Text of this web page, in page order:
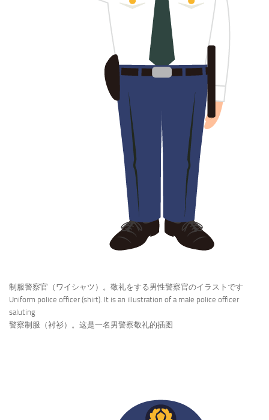
制服警察官（ワイシャツ）。敬礼をする男性警察官のイラストです
Uniform police officer (shirt). It is an illustration of a male police officer
saluting
警察制服（衬衫）。这是一名男警察敬礼的插图